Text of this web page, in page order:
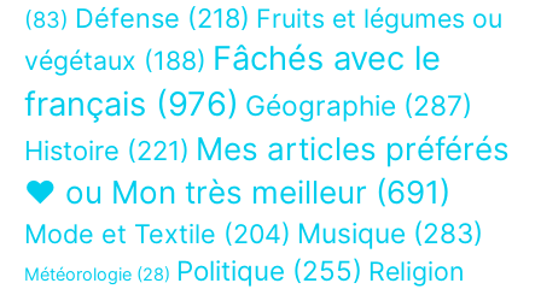
(83) Défense (218) Fruits et légumes ou
végétaux (188) Fâchés avec le
français (976) Géographie (287)
Histoire (221) Mes articles préférés
❤ ou Mon très meilleur (691)
Mode et Textile (204) Musique (283)
Météorologie (28) Politique (255) Religion